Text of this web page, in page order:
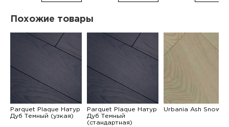
Похожие товары
Parquet Plaque Натур
Дуб Темный (узкая)
Parquet Plaque Натур
Дуб Темный
(стандартная)
Urbania Ash Snow